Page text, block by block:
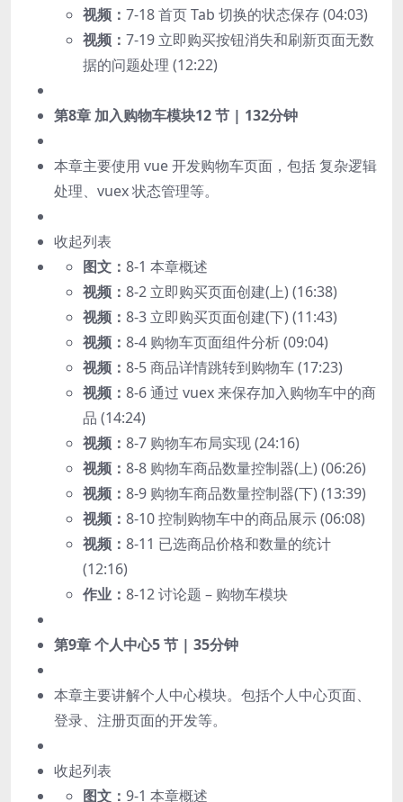
视频： 7-18 首页 Tab 切换的状态保存 (04:03)
视频： 7-19 立即购买按钮消失和刷新页面无数
据的问题处理 (12:22)
第8章 加入购物车模块12 节 | 132分钟
本章主要使用 vue 开发购物车页面，包括 复杂逻辑
处理、vuex 状态管理等。
收起列表
图文： 8-1 本章概述
视频： 8-2 立即购买页面创建(上) (16:38)
视频： 8-3 立即购买页面创建(下) (11:43)
视频： 8-4 购物车页面组件分析 (09:04)
视频： 8-5 商品详情跳转到购物车 (17:23)
视频： 8-6 通过 vuex 来保存加入购物车中的商
品 (14:24)
视频： 8-7 购物车布局实现 (24:16)
视频： 8-8 购物车商品数量控制器(上) (06:26)
视频： 8-9 购物车商品数量控制器(下) (13:39)
视频： 8-10 控制购物车中的商品展示 (06:08)
视频： 8-11 已选商品价格和数量的统计
(12:16)
作业： 8-12 讨论题 – 购物车模块
第9章 个人中心5 节 | 35分钟
本章主要讲解个人中心模块。包括个人中心页面、
登录、注册页面的开发等。
收起列表
图文： 9-1 本章概述